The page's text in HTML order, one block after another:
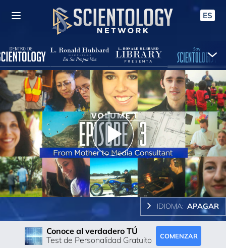
ES
Play
Video
IDIOMA: APAGAR
Conoce al verdadero TÚ
Test de Personalidad Gratuito
COMENZAR